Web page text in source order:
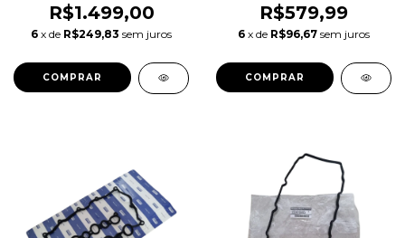
WRANGLER 3.6 V6
05184455AF 05184455AG
05184455AH 05184455AI
R$1.499,00
6 x de R$249,83 sem juros
SPORT VELAR JAGUAR
2.7 3.0 TDV6 LR029132
1367767 C2Z19938
R$579,99
6 x de R$96,67 sem juros